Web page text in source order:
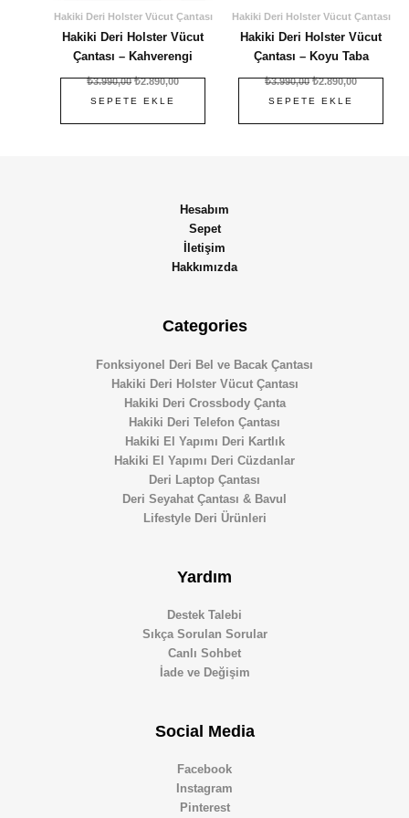
Hakiki Deri Holster Vücut Çantası
Hakiki Deri Holster Vücut
Çantası – Kahverengi
₺3.990,00 ₺2.890,00
SEPETE EKLE
Hakiki Deri Holster Vücut Çantası
Hakiki Deri Holster Vücut
Çantası – Koyu Taba
₺3.990,00 ₺2.890,00
SEPETE EKLE
Hesabım
Sepet
İletişim
Hakkımızda
Categories
Fonksiyonel Deri Bel ve Bacak Çantası
Hakiki Deri Holster Vücut Çantası
Hakiki Deri Crossbody Çanta
Hakiki Deri Telefon Çantası
Hakiki El Yapımı Deri Kartlık
Hakiki El Yapımı Deri Cüzdanlar
Deri Laptop Çantası
Deri Seyahat Çantası & Bavul
Lifestyle Deri Ürünleri
Yardım
Destek Talebi
Sıkça Sorulan Sorular
Canlı Sohbet
İade ve Değişim
Social Media
Facebook
Instagram
Pinterest